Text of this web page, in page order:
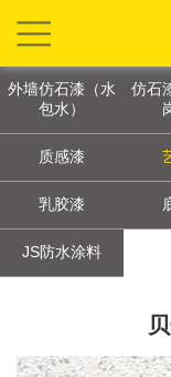
外墙仿石漆（水
包水）
仿石
质感漆
乳胶漆
JS防水涂料